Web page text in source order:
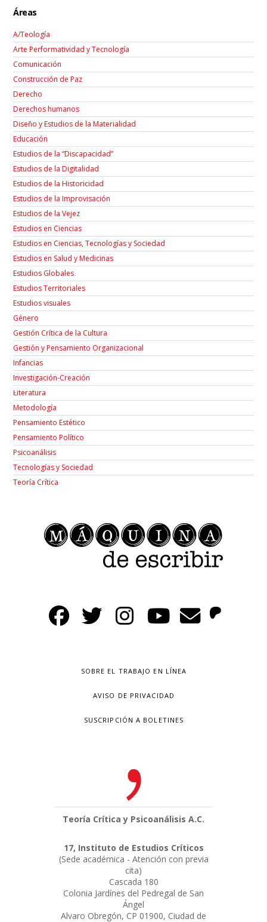
Áreas
A/Teología
Arte Performatividad y Tecnología
Comunicación
Construcción de Paz
Derecho
Derechos humanos
Diseño y Estudios de la Materialidad
Educación
Estudios de la “Discapacidad”
Estudios de la Digitalidad
Estudios de la Historicidad
Estudios de la Improvisación
Estudios de la Vejez
Estudios en Ciencias
Estudios en Ciencias, Tecnologías y Sociedad
Estudios en Salud y Medicinas
Estudios Globales
Estudios Territoriales
Estudios visuales
Género
Gestión Crítica de la Cultura
Gestión y Pensamiento Organizacional
Infancias
Investigación-Creación
Łiteratura
Metodología
Pensamiento Estético
Pensamiento Político
Psicoanálisis
Tecnologías y Sociedad
Teoría Crítica
SOBRE EL TRABAJO EN LÍNEA
AVISO DE PRIVACIDAD
SUSCRIPCIÓN A BOLETINES
Teoría Crítica y Psicoanálisis A.C.
17, Instituto de Estudios Críticos
(Sede académica - Atención con previa
cita)
Cascada 180
Colonia Jardínes del Pedregal de San
Ángel
Alvaro Obregón, CP 01900, Ciudad de